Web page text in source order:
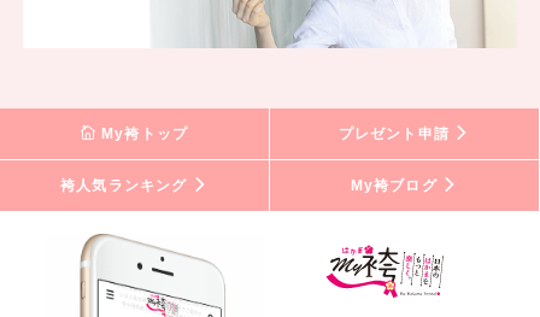
My袴トップ プレゼント申請
袴人気ランキング My袴ブログ